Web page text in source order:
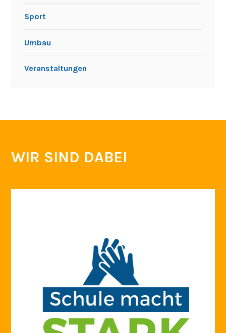
Sport
Umbau
Veranstaltungen
WIR SIND DABEI